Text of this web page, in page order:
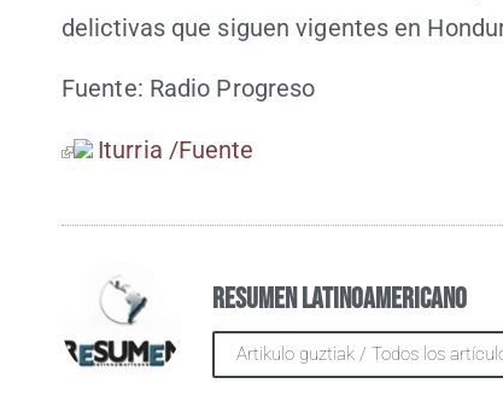
delic­ti­vas que siguen vigen­tes en
Fuen­te: Radio Progreso
Itu­rria /​Fuen­te
Resumen Latinoamericano
Artikulo guztiak / Todos los